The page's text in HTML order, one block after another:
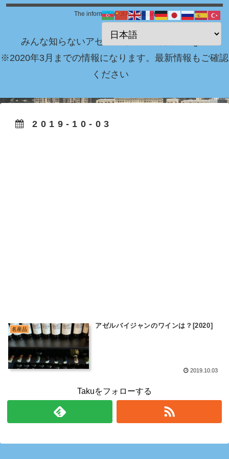
The information of Azerbaijan
みんな知らないアゼルバイジャン情報 Blog！
※2020年3月までの情報になります。最新情報もご確認
ください
2019-10-03
名産品 アゼルバイジャンのワインは？[2020]
2019.10.03
Takuをフォローする